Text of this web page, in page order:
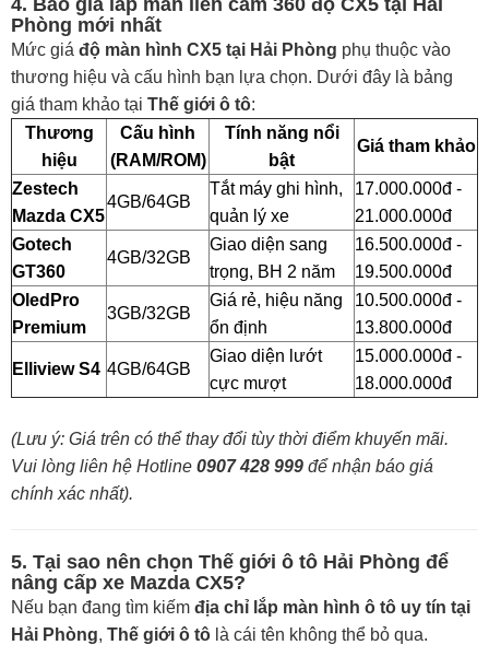
Phòng mới nhất
Mức giá độ màn hình CX5 tại Hải Phòng phụ thuộc vào
thương hiệu và cấu hình bạn lựa chọn. Dưới đây là bảng
giá tham khảo tại Thế giới ô tô:
Thương
hiệu
Cấu hình
(RAM/ROM)
Tính năng nổi
bật
Giá tham khảo
Zestech
Mazda CX5
4GB/64GB
Tắt máy ghi hình,
quản lý xe
17.000.000đ -
21.000.000đ
Gotech
GT360
4GB/32GB
Giao diện sang
trọng, BH 2 năm
16.500.000đ -
19.500.000đ
OledPro
Premium
3GB/32GB
Giá rẻ, hiệu năng
ổn định
10.500.000đ -
13.800.000đ
Elliview S4 4GB/64GB
Giao diện lướt
cực mượt
15.000.000đ -
18.000.000đ
(Lưu ý: Giá trên có thể thay đổi tùy thời điểm khuyến mãi.
Vui lòng liên hệ Hotline 0907 428 999 để nhận báo giá
chính xác nhất).
5. Tại sao nên chọn Thế giới ô tô Hải Phòng để
nâng cấp xe Mazda CX5?
Nếu bạn đang tìm kiếm địa chỉ lắp màn hình ô tô uy tín tại
Hải Phòng, Thế giới ô tô là cái tên không thể bỏ qua.